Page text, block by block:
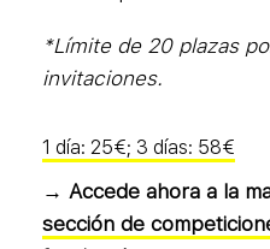
*Límite de 20 plazas
invitaciones.
1 día: 25€; 3 días: 58€
→ Accede ahora a la
sección de